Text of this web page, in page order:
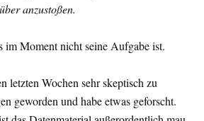
anzustoßen.
im Moment nicht seine Aufgabe ist.
letzten Wochen sehr skeptisch zu
geworden und habe etwas geforscht.